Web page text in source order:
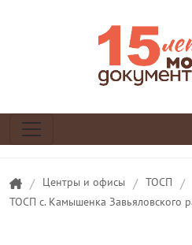
/ Центры и офисы / ТОСП /
ТОСП с. Камышенка Завьяловского